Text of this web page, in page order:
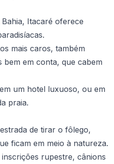
Itacaré oferece
mais caros, também
em conta, que cabem
um hotel luxuoso, ou em
praia.
de tirar o fôlego,
ficam em meio à natureza.
rupestre, cânions